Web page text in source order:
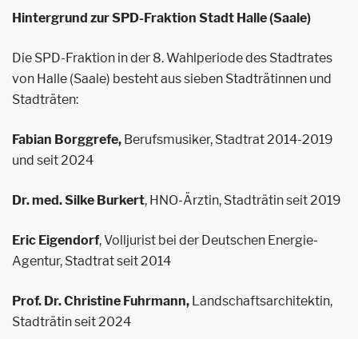
Hintergrund zur SPD-Fraktion Stadt Halle (Saale)
Die SPD-Fraktion in der 8. Wahlperiode des Stadtrates
von Halle (Saale) besteht aus sieben Stadträtinnen und
Stadträten:
Fabian Borggrefe, Berufsmusiker, Stadtrat 2014-2019
und seit 2024
Dr. med. Silke Burkert, HNO-Ärztin, Stadträtin seit 2019
Eric Eigendorf, Volljurist bei der Deutschen Energie-
Agentur, Stadtrat seit 2014
Prof. Dr. Christine Fuhrmann, Landschaftsarchitektin,
Stadträtin seit 2024